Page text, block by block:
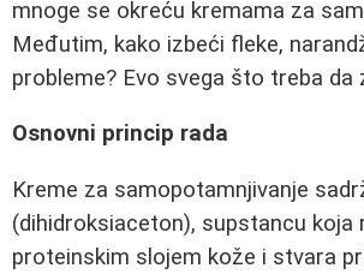
mnoge se okreću kremama za
Međutim, kako izbeći fleke,
probleme? Evo svega što treba da
Osnovni princip rada
Kreme za samopotamnjivanje
(dihidroksiaceton), supstancu koja
proteinskim slojem kože i stvara